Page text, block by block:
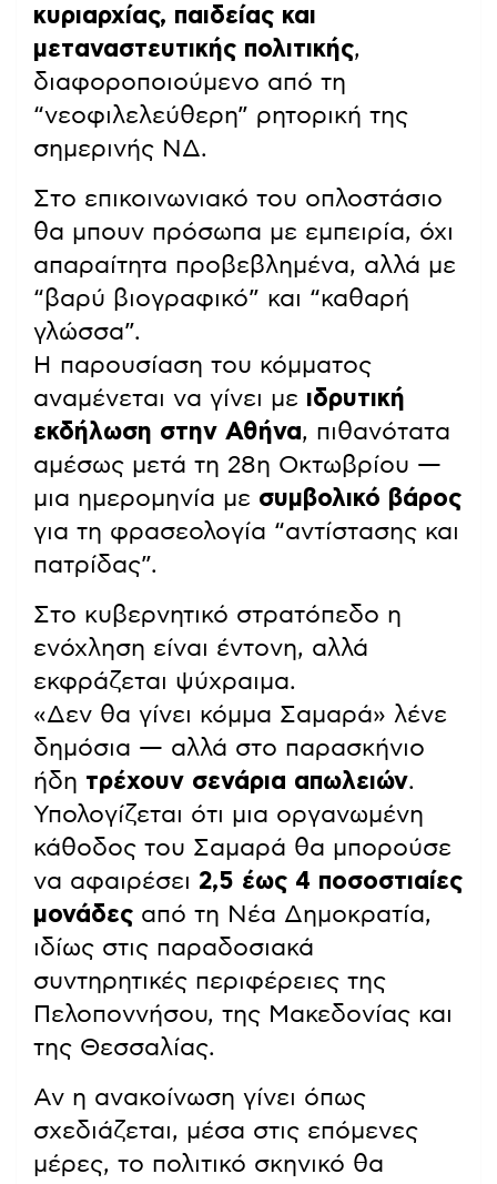
κυριαρχίας, παιδείας και
μεταναστευτικής πολιτικής,
διαφοροποιούμενο από τη
“νεοφιλελεύθερη” ρητορική της
σημερινής ΝΔ.
Στο επικοινωνιακό του οπλοστάσιο
θα μπουν πρόσωπα με εμπειρία, όχι
απαραίτητα προβεβλημένα, αλλά με
“βαρύ βιογραφικό” και “καθαρή
γλώσσα”.
Η παρουσίαση του κόμματος
αναμένεται να γίνει με ιδρυτική
εκδήλωση στην Αθήνα, πιθανότατα
αμέσως μετά τη 28η Οκτωβρίου —
μια ημερομηνία με συμβολικό βάρος
για τη φρασεολογία “αντίστασης και
πατρίδας”.
Στο κυβερνητικό στρατόπεδο η
ενόχληση είναι έντονη, αλλά
εκφράζεται ψύχραιμα.
«Δεν θα γίνει κόμμα Σαμαρά» λένε
δημόσια — αλλά στο παρασκήνιο
ήδη τρέχουν σενάρια απωλειών.
Υπολογίζεται ότι μια οργανωμένη
κάθοδος του Σαμαρά θα μπορούσε
να αφαιρέσει 2,5 έως 4 ποσοστιαίες
μονάδες από τη Νέα Δημοκρατία,
ιδίως στις παραδοσιακά
συντηρητικές περιφέρειες της
Πελοποννήσου, της Μακεδονίας και
της Θεσσαλίας.
Αν η ανακοίνωση γίνει όπως
σχεδιάζεται, μέσα στις επόμενες
μέρες, το πολιτικό σκηνικό θα